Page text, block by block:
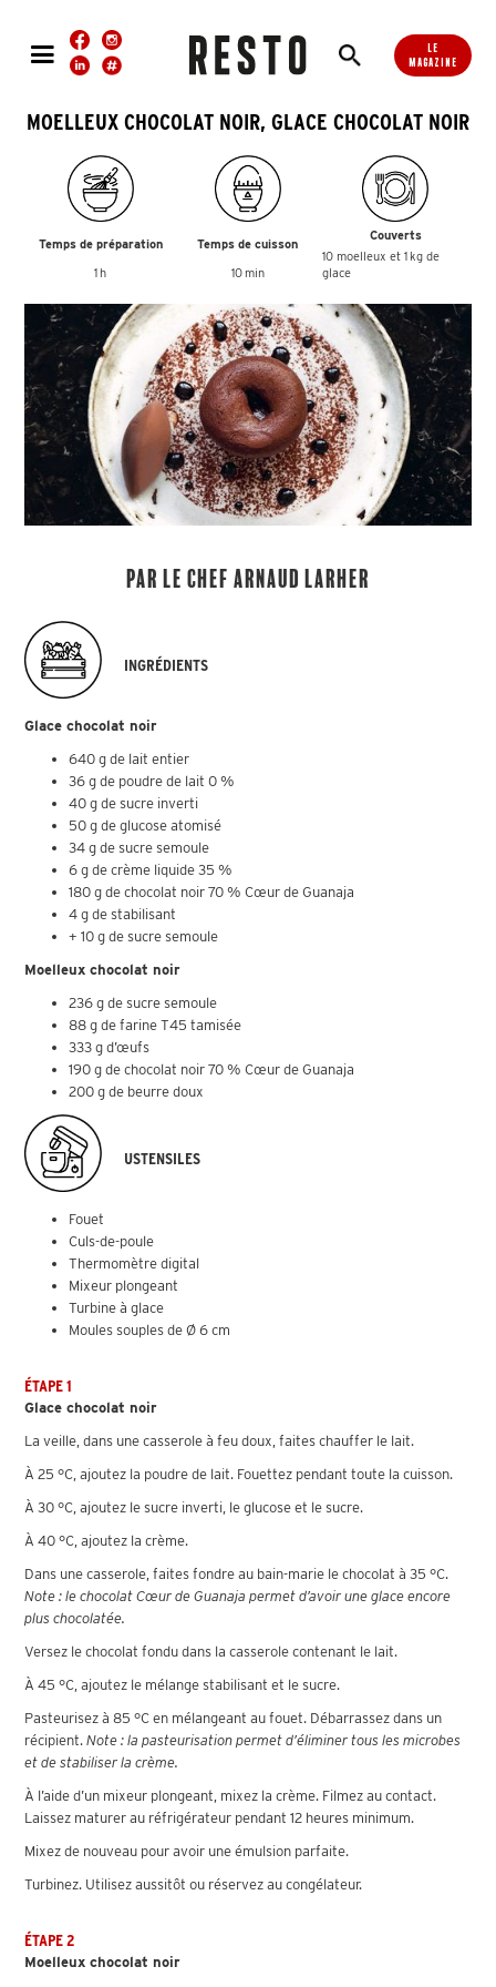
LE
MAGAZINE
MOELLEUX CHOCOLAT NOIR, GLACE CHOCOLAT NOIR
Temps de préparation
1 h
Temps de cuisson
10 min
Couverts
10 moelleux et 1 kg de
glace
Par le chef Arnaud Larher
INGRÉDIENTS
Glace chocolat noir
640 g de lait entier
36 g de poudre de lait 0 %
40 g de sucre inverti
50 g de glucose atomisé
34 g de sucre semoule
6 g de crème liquide 35 %
180 g de chocolat noir 70 % Cœur de Guanaja
4 g de stabilisant
+ 10 g de sucre semoule
Moelleux chocolat noir
236 g de sucre semoule
88 g de farine T45 tamisée
333 g d’œufs
190 g de chocolat noir 70 % Cœur de Guanaja
200 g de beurre doux
USTENSILES
Fouet
Culs-de-poule
Thermomètre digital
Mixeur plongeant
Turbine à glace
Moules souples de Ø 6 cm
ÉTAPE 1
Glace chocolat noir
La veille, dans une casserole à feu doux, faites chauffer le lait.
À 25 °C, ajoutez la poudre de lait. Fouettez pendant toute la cuisson.
À 30 °C, ajoutez le sucre inverti, le glucose et le sucre.
À 40 °C, ajoutez la crème.
Dans une casserole, faites fondre au bain-marie le chocolat à 35 °C.
Note : le chocolat Cœur de Guanaja permet d’avoir une glace encore
plus chocolatée.
Versez le chocolat fondu dans la casserole contenant le lait.
À 45 °C, ajoutez le mélange stabilisant et le sucre.
Pasteurisez à 85 °C en mélangeant au fouet. Débarrassez dans un
récipient.Note : la pasteurisation permet d’éliminer tous les microbes
et de stabiliser la crème.
À l’aide d’un mixeur plongeant, mixez la crème. Filmez au contact.
Laissez maturer au réfrigérateur pendant 12 heures minimum.
Mixez de nouveau pour avoir une émulsion parfaite.
Turbinez. Utilisez aussitôt ou réservez au congélateur.
ÉTAPE 2
Moelleux chocolat noir